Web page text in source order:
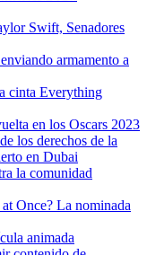
Swift, Senadores
armamento a
cinta Everything
en los Oscars 2023
los derechos de la
en Dubai
la comunidad
Once? La nominada
animada